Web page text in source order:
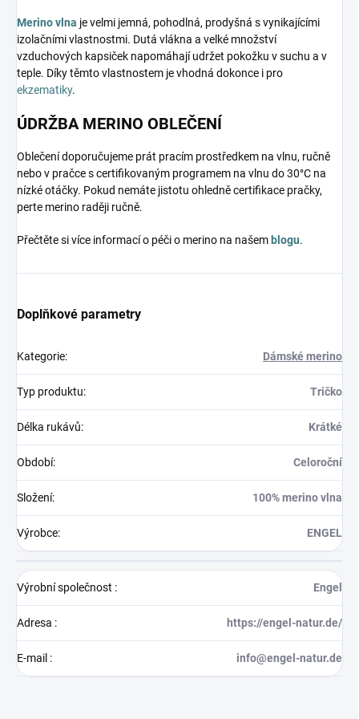
Merino vlna je velmi jemná, pohodlná, prodyšná s vynikajícími
izolačními vlastnostmi. Dutá vlákna a velké množství
vzduchových kapsiček napomáhají udržet pokožku v suchu a v
teple. Díky těmto vlastnostem je vhodná dokonce i pro
ekzematiky.
ÚDRŽBA MERINO OBLEČENÍ
Oblečení doporučujeme prát pracím prostředkem na vlnu, ručně
nebo v pračce s certifikovaným programem na vlnu do 30°C na
nízké otáčky. Pokud nemáte jistotu ohledně certifikace pračky,
perte merino raději ručně.
Přečtěte si více informací o péči o merino na našem blogu.
Doplňkové parametry
Kategorie: Dámské merino
Typ produktu: Tričko
Délka rukávů: Krátké
Období: Celoroční
Složení: 100% merino vlna
Výrobce: ENGEL
Výrobní společnost : Engel
Adresa : https://engel-natur.de/
E-mail : info@engel-natur.de